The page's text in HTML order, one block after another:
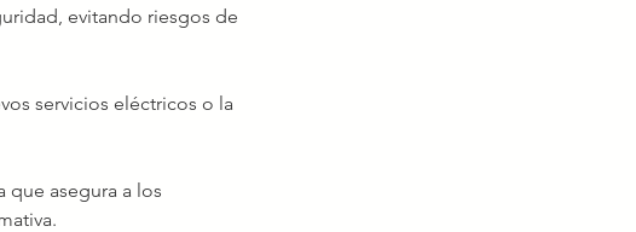
evitando riesgos de
servicios eléctricos o la
que asegura a los